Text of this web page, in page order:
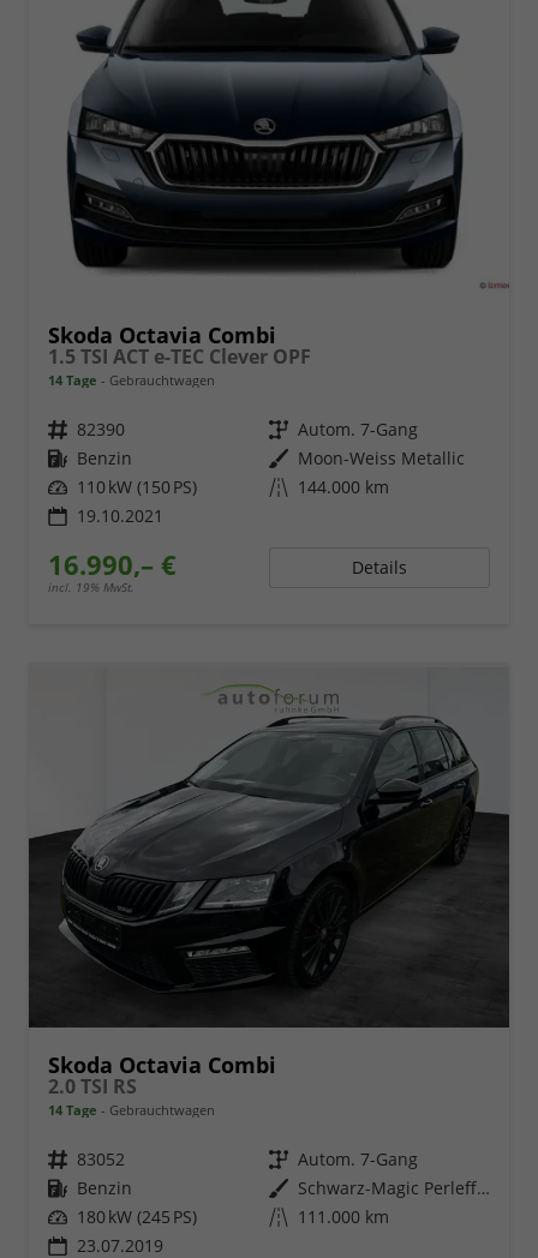
Skoda Octavia Combi
1.5 TSI ACT e-TEC Clever OPF
14 Tage Gebrauchtwagen
Fahrzeugnr. 82390 Getriebe Autom. 7-Gang
Kraftstoff Benzin Außenfarbe Moon-Weiss Metallic
Leistung 110 kW (150 PS) Kilometerstand 144.000 km
19.10.2021
16.990,– €
incl. 19% MwSt.
Details
Skoda Octavia Combi
2.0 TSI RS
14 Tage Gebrauchtwagen
Fahrzeugnr. 83052 Getriebe Autom. 7-Gang
Kraftstoff Benzin Außenfarbe
Schwarz-Magic Perleffekt
Leistung 180 kW (245 PS) Kilometerstand 111.000 km
23.07.2019